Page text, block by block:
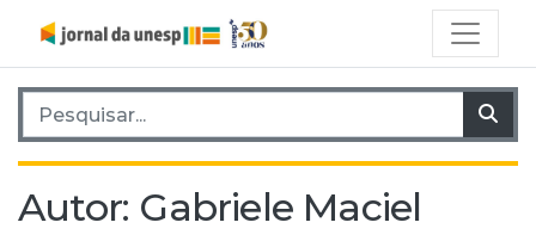
Pesquisar por:
Autor: Gabriele Maciel